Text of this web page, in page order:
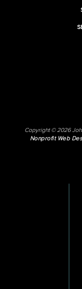
Copyright © 2026
Nonprofit Web